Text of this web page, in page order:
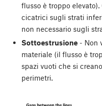
flusso è troppo
cicatrici sugli strati
non necessario sugli
Sottoestrusione- Non
materiale (il flusso è
spazi vuoti che si
perimetri.